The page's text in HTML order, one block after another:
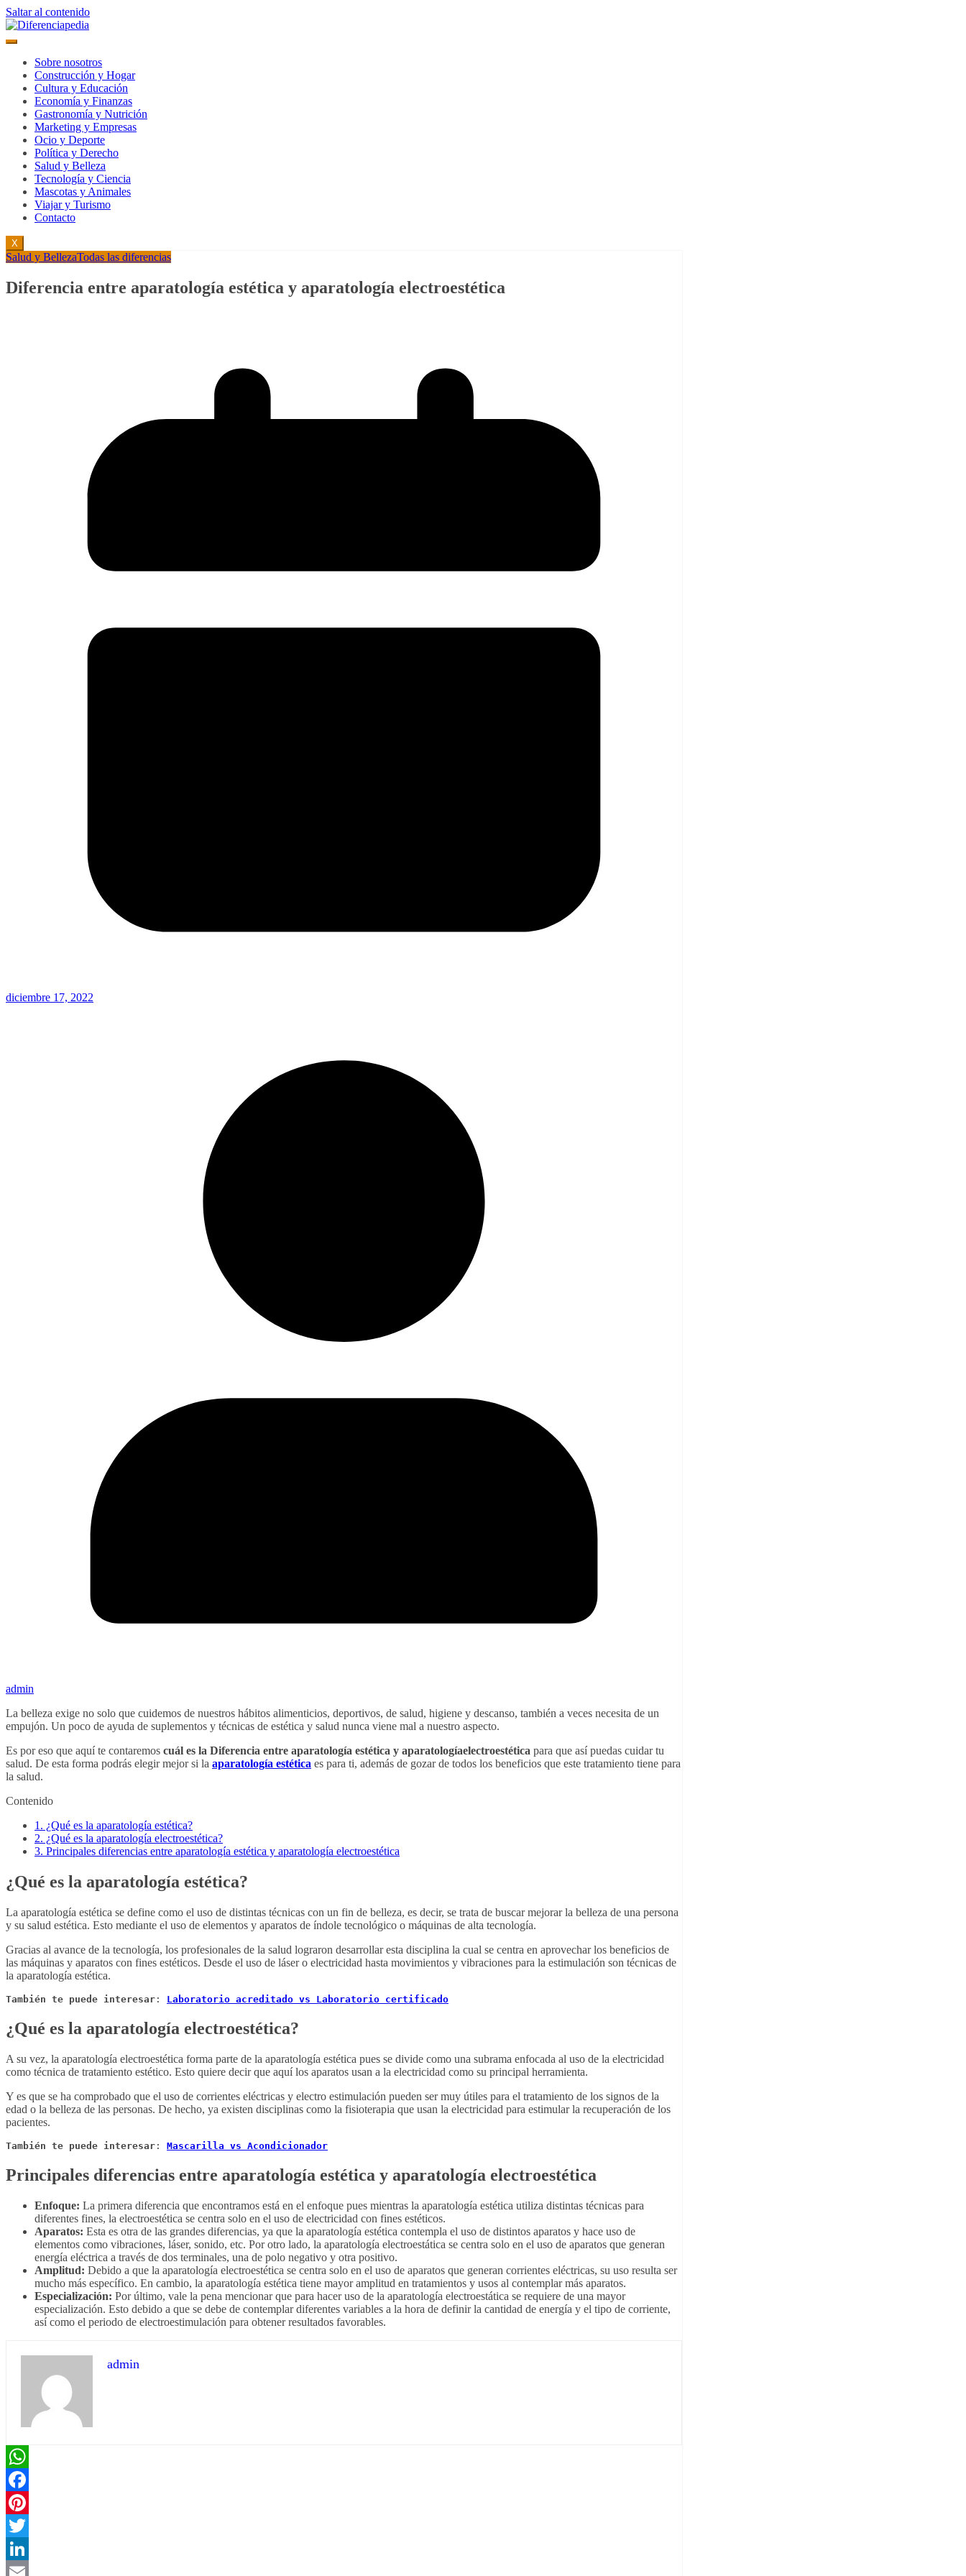
Saltar al contenido
Sobre nosotros
Construcción y Hogar
Cultura y Educación
Economía y Finanzas
Gastronomía y Nutrición
Marketing y Empresas
Ocio y Deporte
Política y Derecho
Salud y Belleza
Tecnología y Ciencia
Mascotas y Animales
Viajar y Turismo
Contacto
X
Salud y BellezaTodas las diferencias
Diferencia entre aparatología estética y aparatología electroestética
diciembre 17, 2022
admin
La belleza exige no solo que cuidemos de nuestros hábitos alimenticios, deportivos, de salud, higiene y descanso, también a veces necesita de un
empujón. Un poco de ayuda de suplementos y técnicas de estética y salud nunca viene mal a nuestro aspecto.
Es por eso que aquí te contaremos cuál es la Diferencia entre aparatología estética y aparatologíaelectroestética para que así puedas cuidar tu
salud. De esta forma podrás elegir mejor si la aparatología estética es para ti, además de gozar de todos los beneficios que este tratamiento tiene para
la salud.
Contenido
1. ¿Qué es la aparatología estética?
2. ¿Qué es la aparatología electroestética?
3. Principales diferencias entre aparatología estética y aparatología electroestética
¿Qué es la aparatología estética?
La aparatología estética se define como el uso de distintas técnicas con un fin de belleza, es decir, se trata de buscar mejorar la belleza de una persona
y su salud estética. Esto mediante el uso de elementos y aparatos de índole tecnológico o máquinas de alta tecnología.
Gracias al avance de la tecnología, los profesionales de la salud lograron desarrollar esta disciplina la cual se centra en aprovechar los beneficios de
las máquinas y aparatos con fines estéticos. Desde el uso de láser o electricidad hasta movimientos y vibraciones para la estimulación son técnicas de
la aparatología estética.
También te puede interesar : Laboratorio acreditado vs Laboratorio certificado
¿Qué es la aparatología electroestética?
A su vez, la aparatología electroestética forma parte de la aparatología estética pues se divide como una subrama enfocada al uso de la electricidad
como técnica de tratamiento estético. Esto quiere decir que aquí los aparatos usan a la electricidad como su principal herramienta.
Y es que se ha comprobado que el uso de corrientes eléctricas y electro estimulación pueden ser muy útiles para el tratamiento de los signos de la
edad o la belleza de las personas. De hecho, ya existen disciplinas como la fisioterapia que usan la electricidad para estimular la recuperación de los
pacientes.
También te puede interesar : Mascarilla vs Acondicionador
Principales diferencias entre aparatología estética y aparatología electroestética
Enfoque: La primera diferencia que encontramos está en el enfoque pues mientras la aparatología estética utiliza distintas técnicas para
diferentes fines, la electroestética se centra solo en el uso de electricidad con fines estéticos.
Aparatos: Esta es otra de las grandes diferencias, ya que la aparatología estética contempla el uso de distintos aparatos y hace uso de
elementos como vibraciones, láser, sonido, etc. Por otro lado, la aparatología electroestática se centra solo en el uso de aparatos que generan
energía eléctrica a través de dos terminales, una de polo negativo y otra positivo.
Amplitud: Debido a que la aparatología electroestética se centra solo en el uso de aparatos que generan corrientes eléctricas, su uso resulta ser
mucho más específico. En cambio, la aparatología estética tiene mayor amplitud en tratamientos y usos al contemplar más aparatos.
Especialización: Por último, vale la pena mencionar que para hacer uso de la aparatología electroestática se requiere de una mayor
especialización. Esto debido a que se debe de contemplar diferentes variables a la hora de definir la cantidad de energía y el tipo de corriente,
así como el periodo de electroestimulación para obtener resultados favorables.
admin
WhatsApp
Facebook
Pinterest
Twitter
LinkedIn